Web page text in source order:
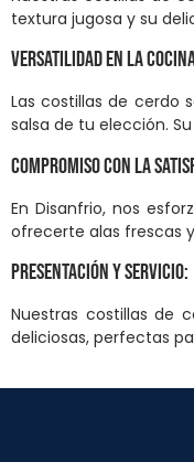
textura jugosa y su
Versatilidad en la
Las costillas de cerdo
salsa de tu elección.
Compromiso con la
En Disanfrio, nos
ofrecerte alas frescas
Presentación y Servicio:
Nuestras costillas de
deliciosas, perfectas